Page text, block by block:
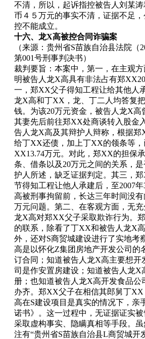
不清，所以，起诉指控被告人刘某
币４５万元的事实不清，证据不足
控不能成立。
十六、龙X高被控合同诈骗案
（来源：贵州省S苗族自治县法院（
第001号刑事判决书）
裁判要旨：本案中，第一，在主观
明被告人龙X高具有非法占有郑
一，郑XX父子得知工程让给其他人
龙X高和丁XX，龙、丁二人均答复
钱。为该20万元资金，被告人龙X高
其妻先后前往郑XX处商谈转入股金
告人龙X高及其辩护人辩称，根据郑
给丁XX还债，加上丁XX的领条等，
XX13.74万元。对此，郑XX的担保
条、借条以及20万元之间的关系，
护人所述，缺乏证据判定。其三，
节得知工程让他人承建后，至2007
高被刑事拘留前，长达三年时间没
万元问题。第二、在客观方面，无充
龙X高对郑XX父子采取欺诈行为。
的联系，除看了丁XX和被告人龙X
外，还对S商贸城建设进行了实地考
高是以怀化Z集团房地产开发公司的
订合同；知道被告人龙X高主要想开
司是作安置房建设；知道被告人龙X
册；也知道被告人龙X高开发食品公
办齐。郑XX父子在相信其郎舅丁
高在S建设项目是真实的情况下，亲
诺书》。这一过程中，无证据证实
采取虚构事实、隐瞒真相等手段。虽
注有“贵州省S苗族自治县L商贸城开